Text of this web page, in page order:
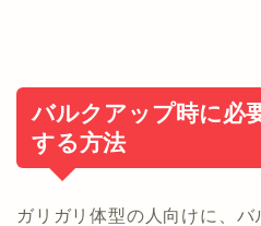
バルクアップ時に必
する方法
ガリガリ体型の人向けに、